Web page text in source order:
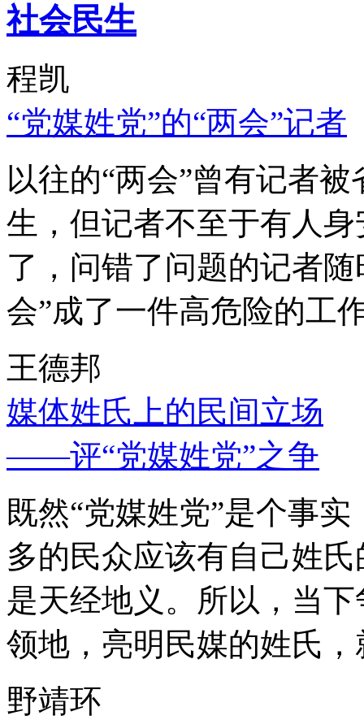
社会民生
程凯
“党媒姓党”的“两会”记者
以往的“两会”曾有记者
生，但记者不至于有人
了，问错了问题的记者
会”成了一件高危险的工
王德邦
媒体姓氏上的民间立场
——评“党媒姓党”之争
既然“党媒姓党”是个事
多的民众应该有自己姓
是天经地义。所以，当
领地，亮明民媒的姓氏
野靖环